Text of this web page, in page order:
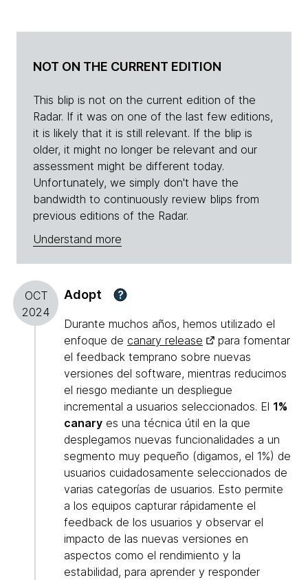
NOT ON THE CURRENT EDITION
This blip is not on the current edition of the
Radar. If it was on one of the last few editions,
it is likely that it is still relevant. If the blip is
older, it might no longer be relevant and our
assessment might be different today.
Unfortunately, we simply don't have the
bandwidth to continuously review blips from
previous editions of the Radar.
Understand more
OCT
2024
Adopt ?
Durante muchos años, hemos utilizado el
enfoque de canary release
para fomentar
el feedback temprano sobre nuevas
versiones del software, mientras reducimos
el riesgo mediante un despliegue
incremental a usuarios seleccionados. El 1%
canary es una técnica útil en la que
desplegamos nuevas funcionalidades a un
segmento muy pequeño (digamos, el 1%) de
usuarios cuidadosamente seleccionados de
varias categorías de usuarios. Esto permite
a los equipos capturar rápidamente el
feedback de los usuarios y observar el
impacto de las nuevas versiones en
aspectos como el rendimiento y la
estabilidad, para aprender y responder